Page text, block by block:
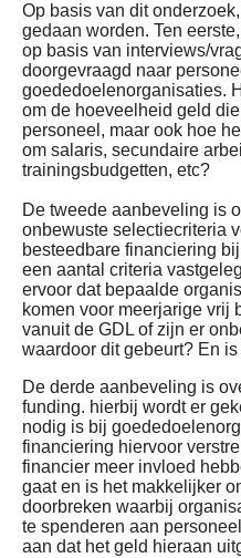
Op basis van dit
gedaan worden. Ten
op basis van interviews/
doorgevraagd naar
goededoelenorganisaties.
om de hoeveelheid geld
personeel, maar ook hoe
om salaris, secundaire
trainingsbudgetten, etc?
De tweede aanbeveling is
onbewuste selectiecriteria
besteedbare financiering
een aantal criteria
ervoor dat bepaalde
komen voor meerjarige vrij
vanuit de GDL of zijn er
waardoor dit gebeurt? En
De derde aanbeveling is
funding. hierbij wordt er
nodig is bij
financiering hiervoor
financier meer invloed
gaat en is het makkelijker
doorbreken waarbij
te spenderen aan
aan dat het geld hieraan